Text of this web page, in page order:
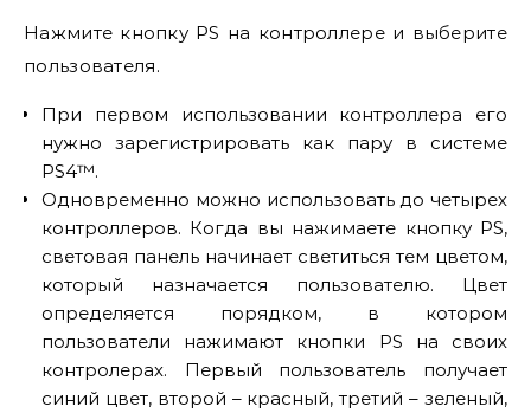
Нажмите кнопку PS на контроллере и выберите
пользователя.
При первом использовании контроллера его
нужно зарегистрировать как пару в системе
PS4™.
Одновременно можно использовать до четырех
контроллеров. Когда вы нажимаете кнопку PS,
световая панель начинает светиться тем цветом,
который назначается пользователю. Цвет
определяется порядком, в котором
пользователи нажимают кнопки PS на своих
контролерах. Первый пользователь получает
синий цвет, второй – красный, третий – зеленый,